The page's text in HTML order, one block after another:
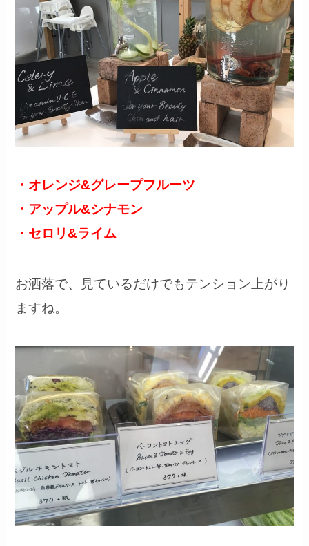
・オレンジ&グレープフルーツ
・アップル&シナモン
・セロリ&ライム
お洒落で、見ているだけでもテンション上がり
ますね。